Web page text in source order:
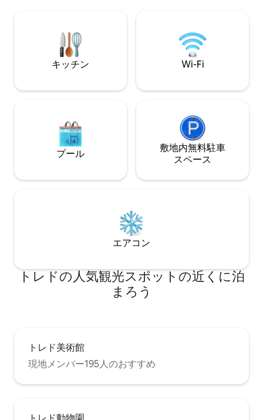
は、ハイチェアとベビーベッドを備えた
ダイニングキッチンをご利用いただけま
す。庭に十分な駐車スペースがありま
します。
さい。 料理がお好きですか？キッチンに
は新しいコンロと
調理器具が備わっ
ニングエリアをお
キッチン Wi-Fi
プール
敷地内無料駐⁠車
ス⁠ペ⁠ー⁠ス
エアコン
トレドの人気観光スポットの近くに泊
まろう
トレド美術館
現地メンバー195人のおすすめ